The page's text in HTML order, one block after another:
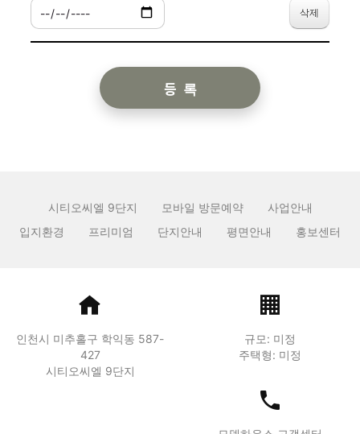
삭제
시티오씨엘 9단지 모바일 방문예약
사업안내
입지환경
프리미엄 단지안내 평면안내 홍보센터
인천시 미추홀구 학익동 587-
427
시티오씨엘 9단지
규모: 미정
주택형: 미정